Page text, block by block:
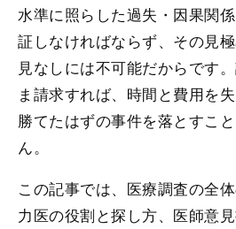
水準に照らした過失・因果関
証しなければならず、その見
見なしには不可能だからです
ま請求すれば、時間と費用を
勝てたはずの事件を落とすこ
ん。
この記事では、医療調査の全
力医の役割と探し方、医師意